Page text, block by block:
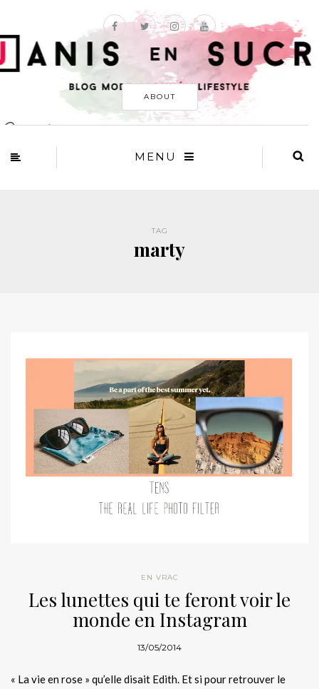
ABOUT
MENU
TAG
marty
EN VRAC
Les lunettes qui te feront voir le
monde en Instagram
13/05/2014
« La vie en rose » qu’elle disait Edith. Et si pour retrouver le